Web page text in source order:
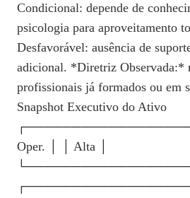
Condicional: depende de
psicologia para aproveitamento
Desfavorável: ausência de
adicional. *Diretriz Observada:*
profissionais já formados ou em
Snapshot Executivo do Ativo
Oper. │ │ Alta │